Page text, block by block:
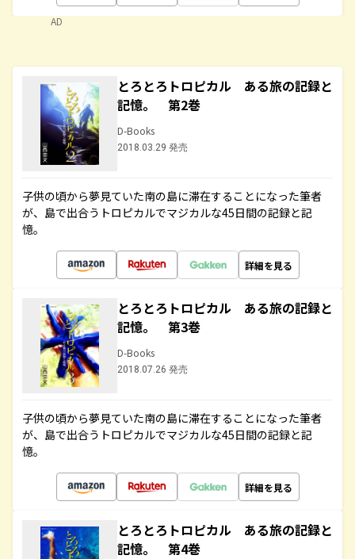
AD
とろとろトロピカル ある旅の記録と
記憶。 第2巻
D-Books
2018.03.29 発売
子供の頃から夢見ていた南の島に滞在することになった筆者
が、島で出合うトロピカルでマジカルな45日間の記録と記
憶。
詳細を見る
とろとろトロピカル ある旅の記録と
記憶。 第3巻
D-Books
2018.07.26 発売
子供の頃から夢見ていた南の島に滞在することになった筆者
が、島で出合うトロピカルでマジカルな45日間の記録と記
憶。
詳細を見る
とろとろトロピカル ある旅の記録と
記憶。 第4巻